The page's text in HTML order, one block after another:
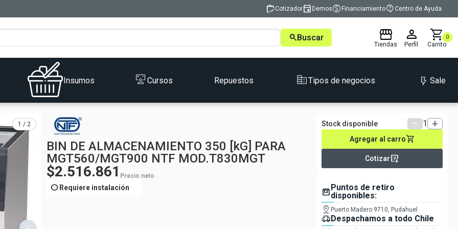
inventoryCotizadorevent Demosmonetization_on Financiamientocontact_support Centro de Ayuda
searchBuscar storefront
Tiendas
person
Perfil
shopping_cart
Carrito
0
Insumos Cursos Repuestos Tipos de negocios Sale
1 / 2
BIN DE ALMACENAMIENTO 350 [kG] PARA
MGT560/MGT900 NTF MOD.T830MGT
$2.516.861 Precio neto
info Requiere instalación
Stock disponible remove 1 add
Agregar al carroshopping_cart
Cotizarlist_alt_add
boxPuntos de retiro
disponibles:
pin_dropPuerto Madero 9710, Pudahuel
delivery_truck_speedDespachamos a todo Chile